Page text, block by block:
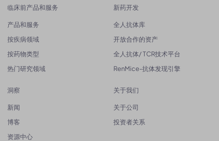
临床前产品和服务
产品和服务
按疾病领域
按药物类型
热门研究领域
新药开发
全人抗体库
开放合作的资产
全人抗体/ TCR技术平台
RenMice-抗体发现引擎
洞察
新闻
博客
资源中心
关于我们
关于公司
投资者关系